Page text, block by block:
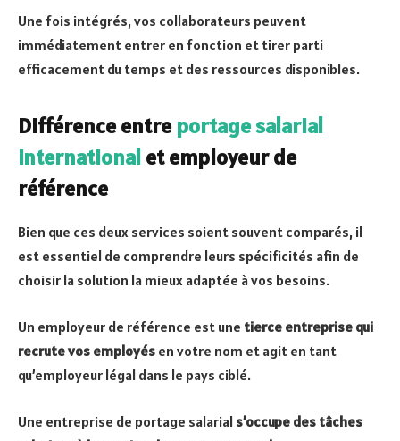
Une fois intégrés, vos collaborateurs peuvent
immédiatement entrer en fonction et tirer parti
efficacement du temps et des ressources disponibles.
Différence entreportage salarial
internationalet employeur de
référence
Bien que ces deux services soient souvent comparés, il
est essentiel de comprendre leurs spécificités afin de
choisir la solution la mieux adaptée à vos besoins.
Un employeur de référence est une tierce entreprise qui
recrute vos employés en votre nom et agit en tant
qu’employeur légal dans le pays ciblé.
Une entreprise de portage salarial s’occupe des tâches